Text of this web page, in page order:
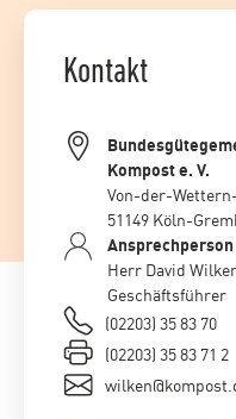
Kontakt
Kompost e. V.
Von-der-
51149 Köln-
Ansprechperson
Herr David
Geschäftsführer
(02203) 35 83 70
(02203) 35 83 71 2